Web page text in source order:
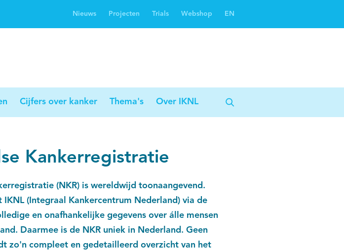
Nieuws Projecten Trials Webshop EN
Cijfers over kanker Thema's Over IKNL
Kankerregistratie
(NKR) is wereldwijd toonaangevend.
IKNL (Integraal Kankercentrum Nederland) via de
en onafhankelijke gegevens over álle mensen
Daarmee is de NKR uniek in Nederland. Geen
zo'n compleet en gedetailleerd overzicht van het